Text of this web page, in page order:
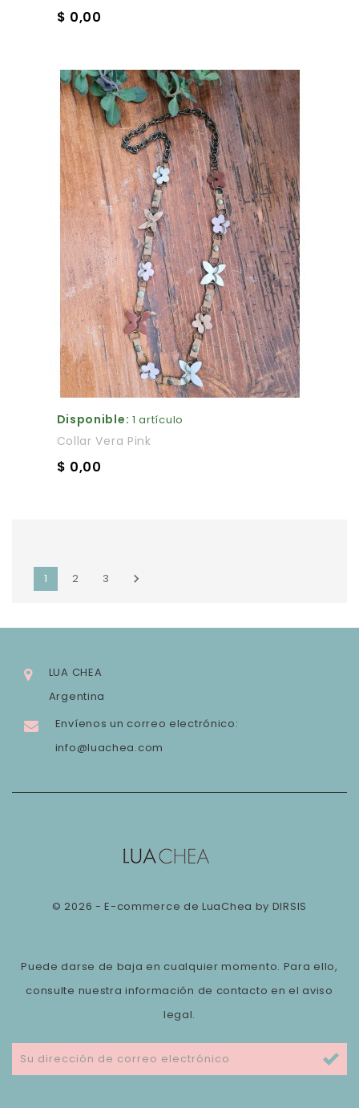
$ 0,00
Disponible: 1 artículo
Collar Vera Pink
$ 0,00
1
2 3 
LUA CHEA
Argentina
Envíenos un correo electrónico:
info@luachea.com
© 2026 - E-commerce de LuaChea by DIRSIS
Puede darse de baja en cualquier momento. Para ello,
consulte nuestra información de contacto en el aviso
legal.